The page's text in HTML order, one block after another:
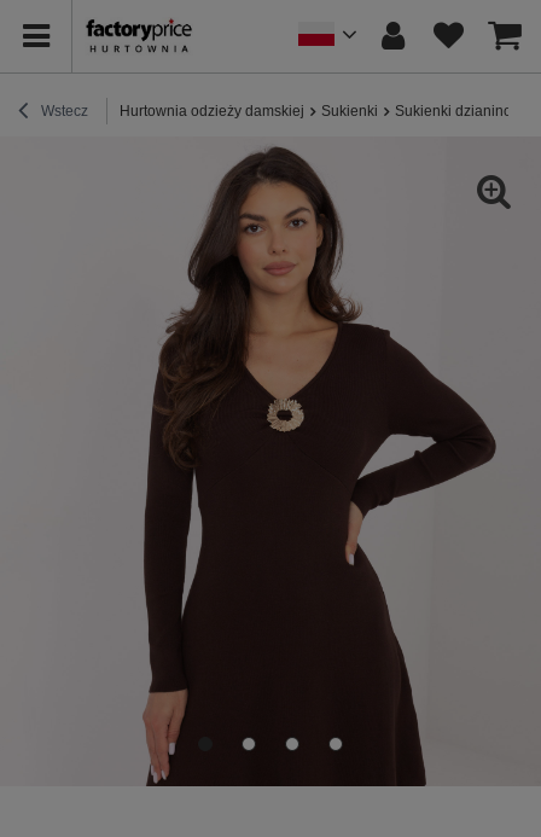
Wstecz Hurtownia odzieży damskiej Sukienki Sukienki dzianinowe